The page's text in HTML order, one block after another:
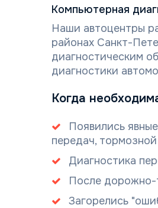
Компьютерная
Наши автоцентры
районах Санкт-
диагностическим
диагностики
Когда
Появились
передач,
Диагностика
После дорожно-
Загорелись